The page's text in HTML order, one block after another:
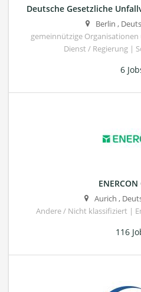
Deutsche Gesetzliche
Berlin ,
gemeinnützige
Dienst / Regierung |
6
Aurich ,
Andere / Nicht klassifiziert |
116